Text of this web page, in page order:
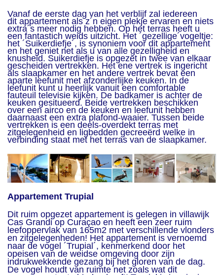
Vanaf de eerste dag van het verblijf zal iedereen
dit appartement als z´n eigen plekje ervaren en niets
extra´s meer nodig hebben. Op het terras heeft u
een fantastich weids uitzicht. Het ´gezellige´vogeltje:
het ´Suikerdiefje´, is synoniem voor dit appartement
en het geniet net als u van alle gezelligheid en
knusheid. Suikerdiefje is opgezet in twee van elkaar
gescheiden vertrekken. Het ene vertrek is ingericht
als slaapkamer en het andere vertrek bevat een
aparte leefunit met afzonderlijke keuken. In de
leefunit kunt u heerlijk vanuit een comfortable
fauteuil televisie kijken. De badkamer is achter de
keuken gesitueerd. Beide vertrekken beschikken
over een airco en de keuken en leefunit hebben
daarnaast een extra plafond-waaier. Tussen beide
vertrekken is een deels-overdekt terras met
zitgelegenheid en ligbedden gecreeërd welke in
verbinding staat met het terras van de slaapkamer.
Appartement Trupial​
Dit ruim opgezet appartement is gelegen in villawijk
Cas Grandi op Curaçao en heeft een zeer ruim
leefoppervlak van 165m2 met verschillende vlonders
en zitgelegenheden! Het appartement is vernoemd
naar de vogel ´Trupial´, kenmerkend door het
opeisen van de weidse omgeving door zijn
indrukwekkende gezang bij het gloren van de dag.
De vogel houdt van ruimte net zoals wat dit